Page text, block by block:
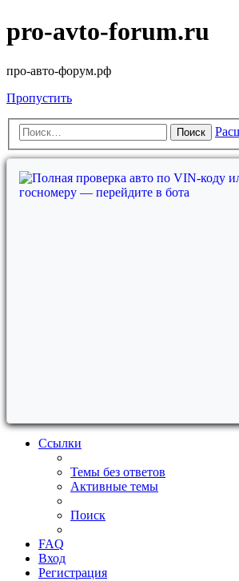
pro-avto-forum.ru
про-авто-форум.рф
Пропустить
Поиск
Ссылки
Темы без ответов
Активные темы
Поиск
FAQ
Вход
Регистрация